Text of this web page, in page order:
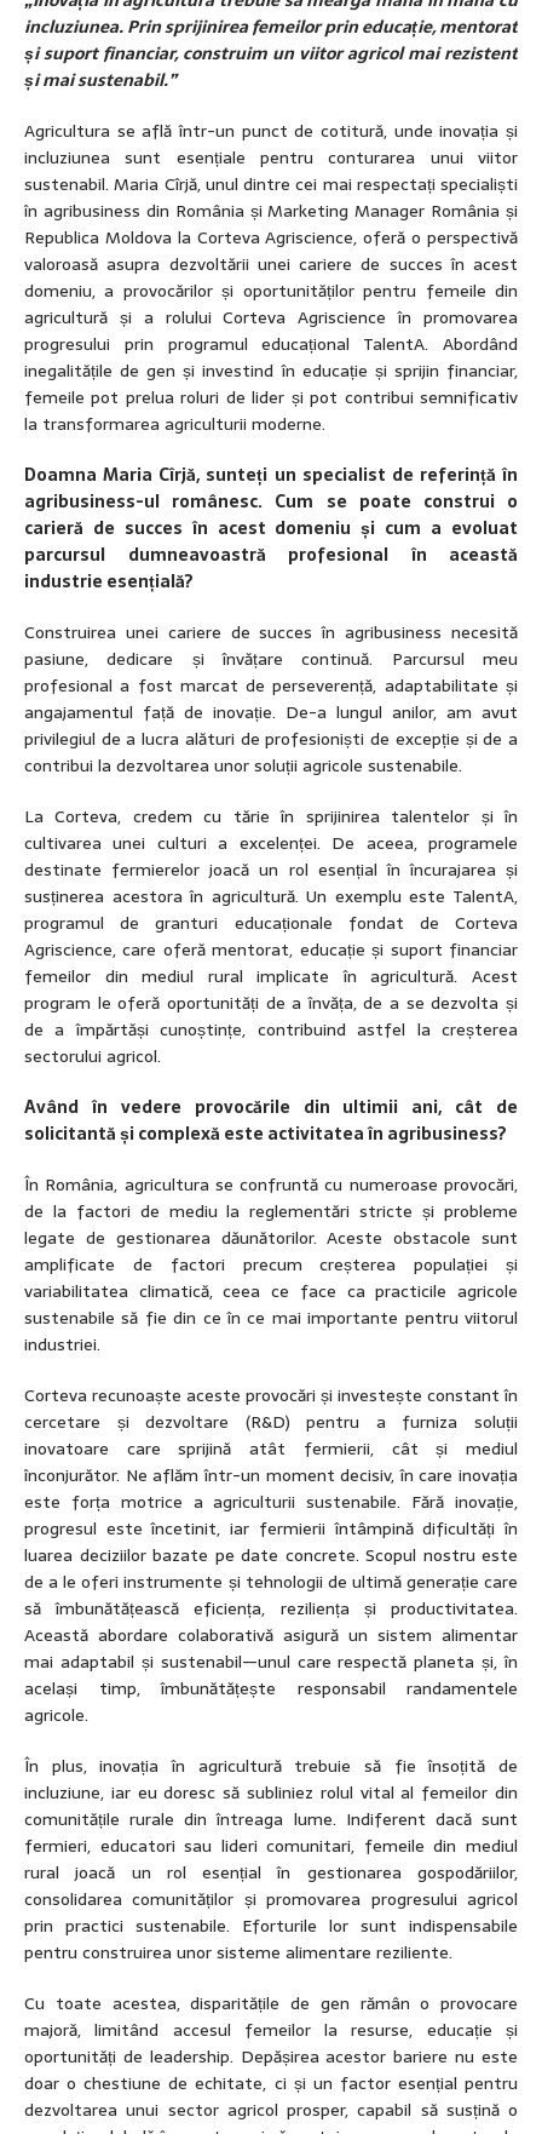
incluziunea. Prin sprijinirea femeilor prin educație, mentorat
și suport financiar, construim un viitor agricol mai rezistent
și mai sustenabil.”
Agricultura se află într-un punct de cotitură, unde inovația și
incluziunea sunt esențiale pentru conturarea unui viitor
sustenabil. Maria Cîrjă, unul dintre cei mai respectați specialiști
în agribusiness din România și Marketing Manager România și
Republica Moldova la Corteva Agriscience, oferă o perspectivă
valoroasă asupra dezvoltării unei cariere de succes în acest
domeniu, a provocărilor și oportunităților pentru femeile din
agricultură și a rolului Corteva Agriscience în promovarea
progresului prin programul educațional TalentA. Abordând
inegalitățile de gen și investind în educație și sprijin financiar,
femeile pot prelua roluri de lider și pot contribui semnificativ
la transformarea agriculturii moderne.
Doamna Maria Cîrjă, sunteți un specialist de referință în
agribusiness-ul românesc. Cum se poate construi o
carieră de succes în acest domeniu și cum a evoluat
parcursul dumneavoastră profesional în această
industrie esențială?
Construirea unei cariere de succes în agribusiness necesită
pasiune, dedicare și învățare continuă. Parcursul meu
profesional a fost marcat de perseverență, adaptabilitate și
angajamentul față de inovație. De-a lungul anilor, am avut
privilegiul de a lucra alături de profesioniști de excepție și de a
contribui la dezvoltarea unor soluții agricole sustenabile.
La Corteva, credem cu tărie în sprijinirea talentelor și în
cultivarea unei culturi a excelenței. De aceea, programele
destinate fermierelor joacă un rol esențial în încurajarea și
susținerea acestora în agricultură. Un exemplu este TalentA,
programul de granturi educaționale fondat de Corteva
Agriscience, care oferă mentorat, educație și suport financiar
femeilor din mediul rural implicate în agricultură. Acest
program le oferă oportunități de a învăța, de a se dezvolta și
de a împărtăși cunoștințe, contribuind astfel la creșterea
sectorului agricol.
Având în vedere provocările din ultimii ani, cât de
solicitantă și complexă este activitatea în agribusiness?
În România, agricultura se confruntă cu numeroase provocări,
de la factori de mediu la reglementări stricte și probleme
legate de gestionarea dăunătorilor. Aceste obstacole sunt
amplificate de factori precum creșterea populației și
variabilitatea climatică, ceea ce face ca practicile agricole
sustenabile să fie din ce în ce mai importante pentru viitorul
industriei.
Corteva recunoaște aceste provocări și investește constant în
cercetare și dezvoltare (R&D) pentru a furniza soluții
inovatoare care sprijină atât fermierii, cât și mediul
înconjurător. Ne aflăm într-un moment decisiv, în care inovația
este forța motrice a agriculturii sustenabile. Fără inovație,
progresul este încetinit, iar fermierii întâmpină dificultăți în
luarea deciziilor bazate pe date concrete. Scopul nostru este
de a le oferi instrumente și tehnologii de ultimă generație care
să îmbunătățească eficiența, reziliența și productivitatea.
Această abordare colaborativă asigură un sistem alimentar
mai adaptabil și sustenabil—unul care respectă planeta și, în
același timp, îmbunătățește responsabil randamentele
agricole.
În plus, inovația în agricultură trebuie să fie însoțită de
incluziune, iar eu doresc să subliniez rolul vital al femeilor din
comunitățile rurale din întreaga lume. Indiferent dacă sunt
fermieri, educatori sau lideri comunitari, femeile din mediul
rural joacă un rol esențial în gestionarea gospodăriilor,
consolidarea comunităților și promovarea progresului agricol
prin practici sustenabile. Eforturile lor sunt indispensabile
pentru construirea unor sisteme alimentare reziliente.
Cu toate acestea, disparitățile de gen rămân o provocare
majoră, limitând accesul femeilor la resurse, educație și
oportunități de leadership. Depășirea acestor bariere nu este
doar o chestiune de echitate, ci și un factor esențial pentru
dezvoltarea unui sector agricol prosper, capabil să susțină o